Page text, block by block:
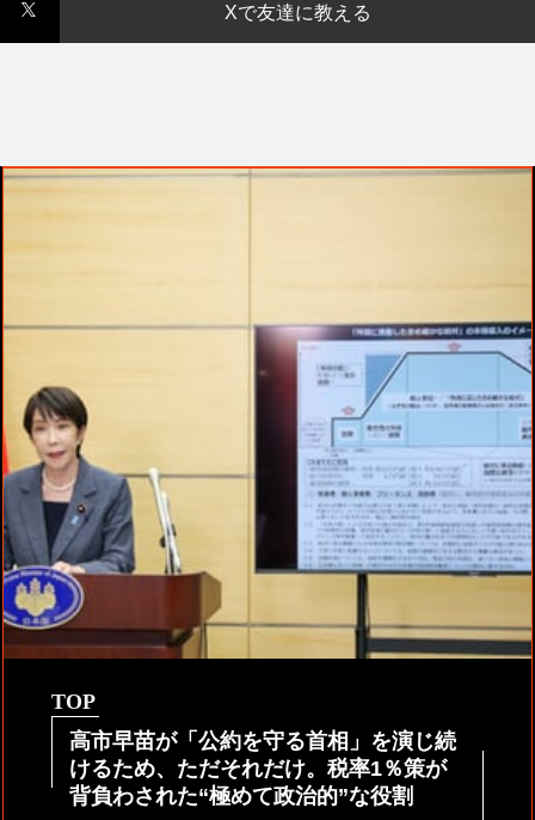
Xで友達に教える
TOP
高市早苗が「公約を守る首相」を演じ続
けるため、ただそれだけ。税率1％策が
背負わされた“極めて政治的”な役割